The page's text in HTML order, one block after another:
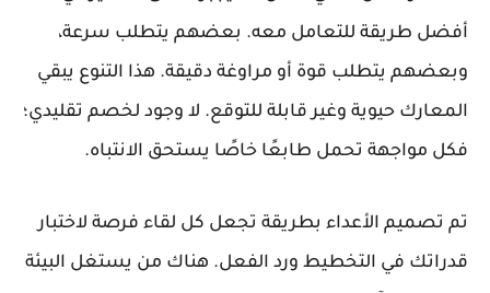
أفضل طريقة للتعامل معه. بعضهم يتطلب سرعة،
وبعضهم يتطلب قوة أو مراوغة دقيقة. هذا التنوع يبقي
المعارك حيوية وغير قابلة للتوقع. لا وجود لخصم تقليدي؛
فكل مواجهة تحمل طابعًا خاصًا يستحق الانتباه.
تم تصميم الأعداء بطريقة تجعل كل لقاء فرصة لاختبار
قدراتك في التخطيط ورد الفعل. هناك من يستغل البيئة